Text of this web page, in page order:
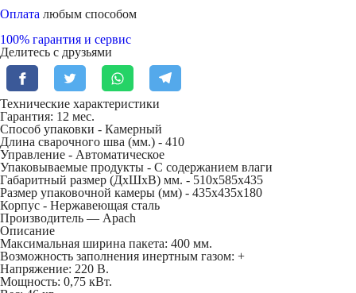
Оплата любым способом
100% гарантия и сервис
Делитесь с друзьями
Технические характеристики
Гарантия: 12 мес.
Способ упаковки - Камерный
Длина сварочного шва (мм.) - 410
Управление - Автоматическое
Упаковываемые продукты - С содержанием влаги
Габаритный размер (ДхШхВ) мм. - 510х585х435
Размер упаковочной камеры (мм) - 435х435х180
Корпус - Нержавеющая сталь
Производитель — Apach
Описание
Максимальная ширина пакета: 400 мм.
Возможность заполнения инертным газом: +
Напряжение: 220 В.
Мощность: 0,75 кВт.